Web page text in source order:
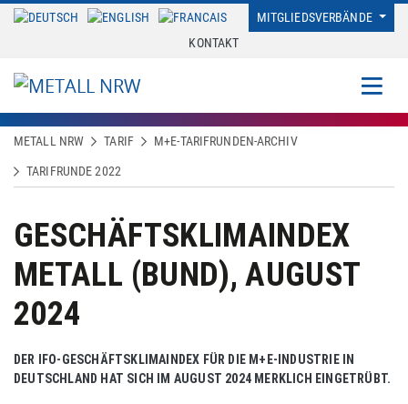
MITGLIEDSVERBÄNDE
KONTAKT
METALL NRW TARIF M+E-TARIFRUNDEN-ARCHIV
TARIFRUNDE 2022
GESCHÄFTSKLIMAINDEX
METALL (BUND), AUGUST
2024
DER IFO-GESCHÄFTSKLIMAINDEX FÜR DIE M+E-INDUSTRIE IN
DEUTSCHLAND HAT SICH IM AUGUST 2024 MERKLICH EINGETRÜBT.